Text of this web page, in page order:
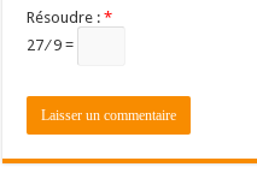
Résoudre :*
27 ⁄ 9 =